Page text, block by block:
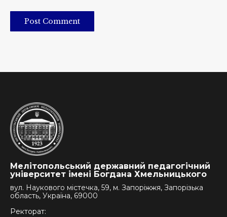
Post Comment
Мелітопольський державний педагогічний
університет імені Богдана Хмельницького
вул. Наукового містечка, 59, м. Запоріжжя, Запорізька
область, Україна, 69000
Ректорат: